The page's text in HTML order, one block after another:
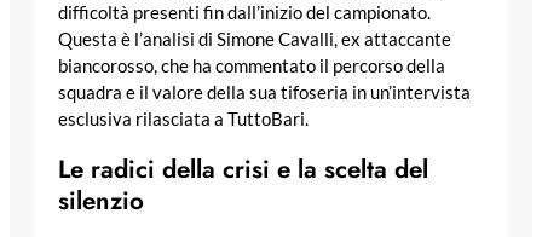
difficoltà presenti fin dall’inizio del campionato.
Questa è l’analisi di Simone Cavalli, ex attaccante
biancorosso, che ha commentato il percorso della
squadra e il valore della sua tifoseria in un’intervista
esclusiva rilasciata a TuttoBari.
Le radici della crisi e la scelta del
silenzio